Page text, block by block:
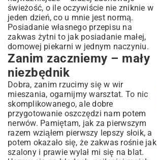
świeżość, o ile oczywiście nie zniknie w
jeden dzień, co u mnie jest normą.
Posiadanie własnego przepisu na
zakwas żytni to jak posiadanie małej,
domowej piekarni w jednym naczyniu.
Zanim zaczniemy – mały
niezbędnik
Dobra, zanim rzucimy się w wir
mieszania, ogarnijmy warsztat. To nic
skomplikowanego, ale dobre
przygotowanie oszczędzi nam potem
nerwów. Pamiętam, jak za pierwszym
razem wziąłem pierwszy lepszy słoik, a
potem okazało się, że zakwas rośnie jak
szalony i prawie wylał mi się na blat.